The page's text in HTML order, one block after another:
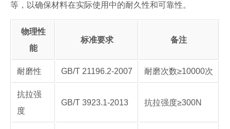
等，以确保材料在实际使用中的耐久性和可靠性。
物理性
能
标准要求 备注
耐磨性 GB/T 21196.2-2007 耐磨次数≥10000次
抗拉强
度
GB/T 3923.1-2013 抗拉强度≥300N